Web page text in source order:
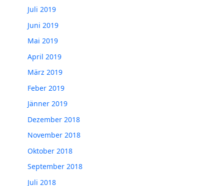
Juli 2019
Juni 2019
Mai 2019
April 2019
März 2019
Feber 2019
Jänner 2019
Dezember 2018
November 2018
Oktober 2018
September 2018
Juli 2018